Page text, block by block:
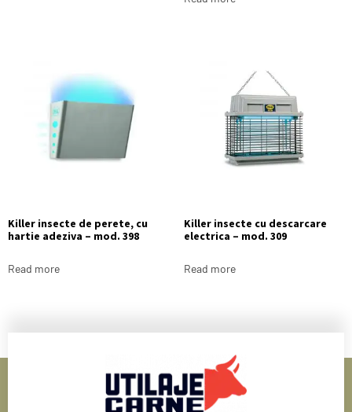
Killer insecte de perete, cu
hartie adeziva – mod. 398
Read more
Killer insecte cu descarcare
electrica – mod. 309
Read more